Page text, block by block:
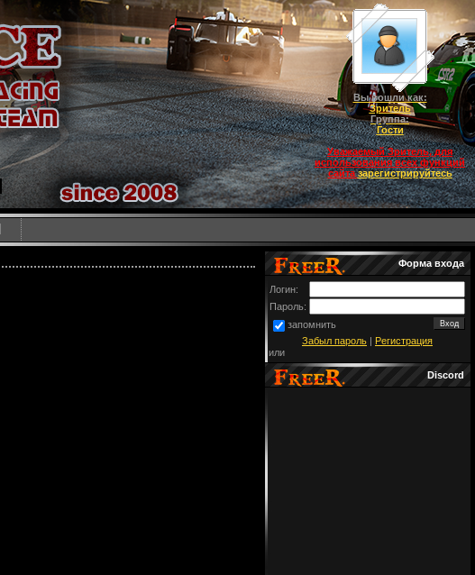
Вы вошли как:
Зритель
Группа:
Гости
Уважаемый Зритель, для
использования всех функций
сайтазарегистрируйтесь
Форма входа
Логин:
Пароль:
запомнить
Забыл пароль | Регистрация
или
Discord